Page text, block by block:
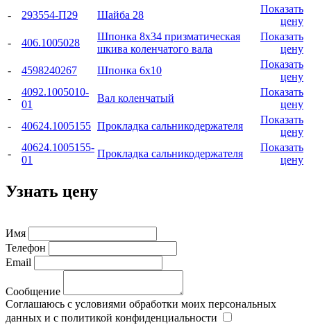
-
293554-П29 Шайба 28
Показать
цену
-
406.1005028
Шпонка 8x34 призматическая
шкива коленчатого вала
Показать
цену
-
4598240267 Шпонка 6x10
Показать
цену
-
4092.1005010-
01
Вал коленчатый
Показать
цену
-
40624.1005155 Прокладка сальникодержателя
Показать
цену
-
40624.1005155-
01
Прокладка сальникодержателя
Показать
цену
Узнать цену
Имя
Телефон
Email
Сообщение
Соглашаюсь с условиями обработки моих персональных
данных и с политикой конфиденциальности